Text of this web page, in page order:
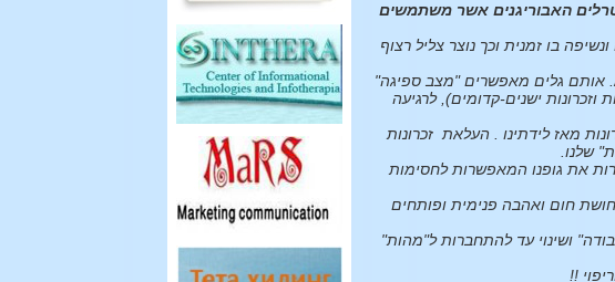
האבוריגנים אשר משתמשים
בו זמנית וכך נוצר צליל רצוף
אותם גלים מאפשרים "מצב ספיגה"
ישנים-קדומים), לרגיעה
מאז לידתינו . העלאת זכרונות
שלנו.
את גופנו המאפשרות לחסימות
חום ואהבה פנימית ופותחים
ושינוי עד להתחברות ל"מהות"
!!